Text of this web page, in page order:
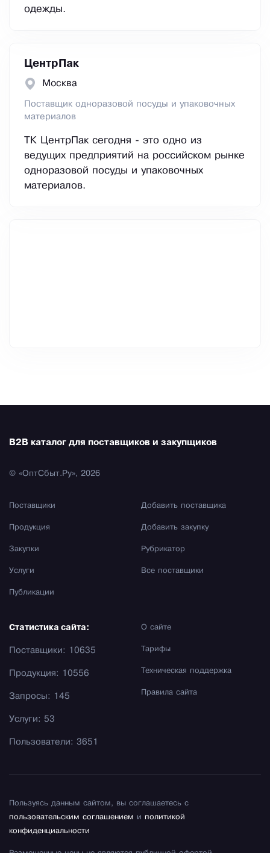
одежды.
ЦентрПак
Москва
Поставщик одноразовой посуды и упаковочных
материалов
ТК ЦентрПак сегодня - это одно из
ведущих предприятий на российском рынке
одноразовой посуды и упаковочных
материалов.
B2B каталог для поставщиков и закупщиков
© «ОптСбыт.Ру», 2026
Поставщики
Продукция
Закупки
Услуги
Публикации
Добавить поставщика
Добавить закупку
Рубрикатор
Все поставщики
О сайте
Тарифы
Техническая поддержка
Правила сайта
Статистика сайта:
Поставщики: 10635
Продукция: 10556
Запросы: 145
Услуги: 53
Пользователи: 3651
Пользуясь данным сайтом, вы соглашаетесь с
пользовательским соглашением и политикой
конфиденциальности